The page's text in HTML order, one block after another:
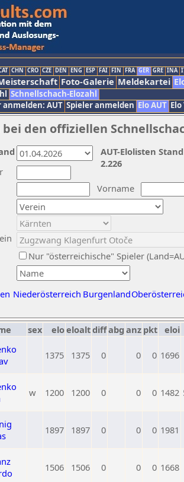
CHN CRO CZE DEN ENG ESP FAI FIN FRA GER GRE INA
Foto-Galerie Meldekartei
Schnellschach-Elozahl
AUT Spieler anmelden Elo AUT
den offiziellen
Vorname
Nur "österreichische" Spieler
Niederösterreich Burgenland
AUT-Elolisten
2.226
sex eloeloaltdiffabg anz pkt eloi
1375 1375 0 0 0 1696
w 1200 1200 0 0 0 1482
1897 1897 0 0 0 1981
1506 1506 0 0 0 1668